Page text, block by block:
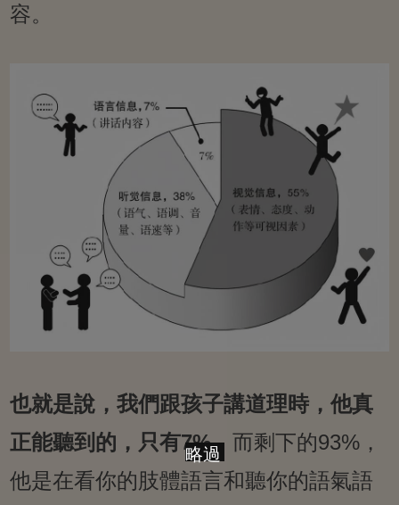
容。
也就是說，我們跟孩子講道理時，他真
正能聽到的，只有7%。 而剩下的93%，
他是在看你的肢體語言和聽你的語氣語
略過